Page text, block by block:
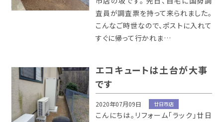
査員が調査票を持って来られました。
こんなご時世なので、ポストに入れて
すぐに帰って行かれま…
エコキュートは土台が大事
です
2020年07月09日 廿日市店
こんにちは。リフォーム「ラック」廿日